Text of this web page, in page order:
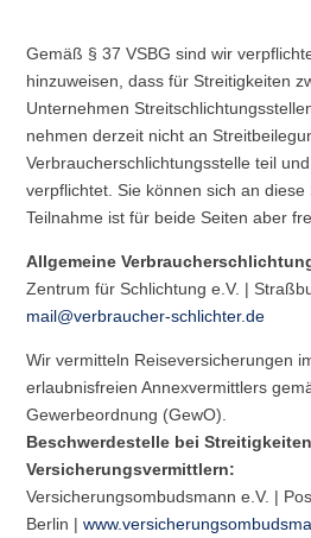
Gemäß § 37 VSBG sind wir
hinzuweisen, dass für Streitigkeiten
Unternehmen
nehmen derzeit nicht an
Verbraucherschlichtungsstelle teil
verpflichtet. Sie können sich an diese
Teilnahme ist für beide Seiten aber
Allgemeine
Zentrum für Schlichtung e.V. |
mail@verbraucher-schlichter.de
Wir vermitteln Reiseversicherungen
erlaubnisfreien Annexvermittlers
Gewerbeordnung (GewO).
Beschwerdestelle bei
Versicherungsvermittlern:
Versicherungsombudsmann e.V. |
Berlin |